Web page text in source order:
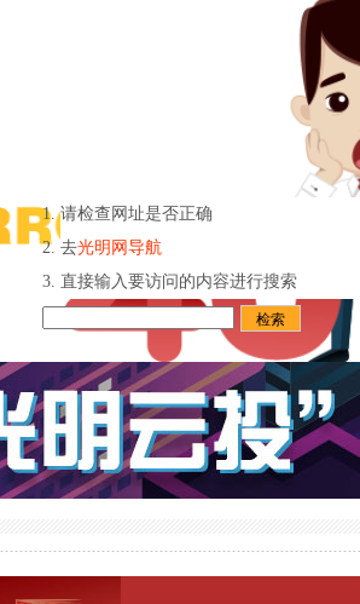
请检查网址是否正确
去光明网导航
直接输入要访问的内容进行搜索